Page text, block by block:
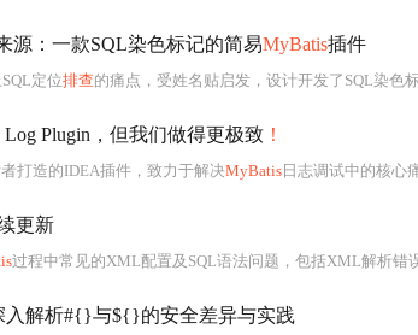
源：一款SQL染色标记的简易MyBatis插件
定位排查的痛点，受姓名贴启发，设计开发了SQL染色
Log Plugin，但我们做得更极致 ！
打造的IDEA插件，致力于解决MyBatis 日志调试中的核心痛
更新
过程中常见的XML配置及SQL语法问题，包括XML解析错
入解析#{}与${}的安全差异与实践